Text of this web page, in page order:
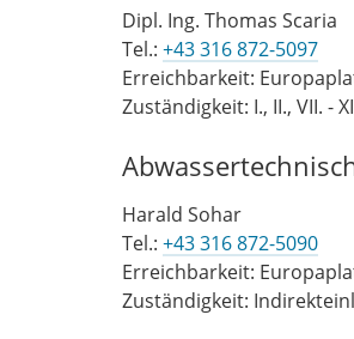
Dipl. Ing. Thomas Scaria
Tel.: +43 316 872-5097
Erreichbarkeit:
Zuständigkeit: I., II., VII. -
Harald Sohar
Tel.: +43 316 872-5090
Erreichbarkeit:
Zuständigkeit: